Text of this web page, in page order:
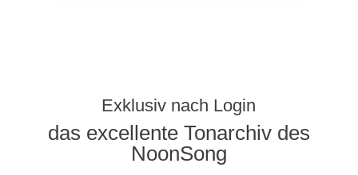
Exklusiv nach Login
das excellente Tonarchiv des
NoonSong